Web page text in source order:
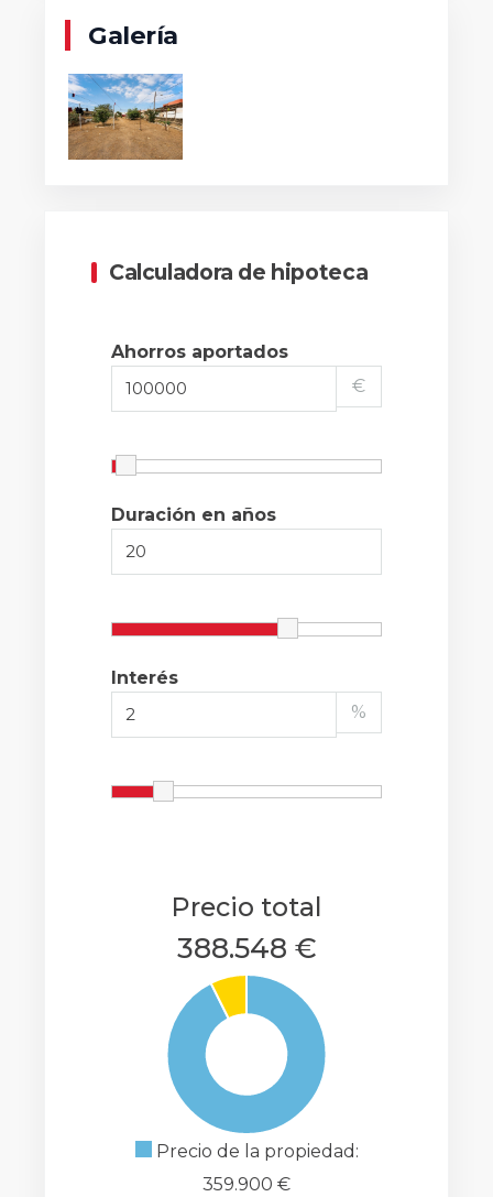
Calculadora de hipoteca
Ahorros aportados
€
Duración en años
Interés
%
Precio total
388.548 €
Precio de la propiedad:
359.900 €